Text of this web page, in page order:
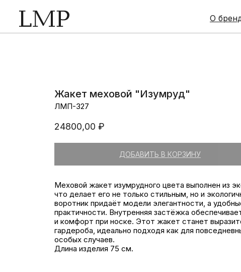
О
О
Жакет меховой "Изумруд"
ЛМП-327
24800,00 ₽
ДОБАВИТЬ В КОРЗИНУ
Меховой жакет изумрудного цвета выполнен из
что делает его не только стильным, но и
воротник придаёт модели элегантности, а
практичности. Внутренняя застёжка
и комфорт при носке. Этот жакет станет
гардероба, идеально подходя как для
особых случаев.
Длина изделия 75 см.